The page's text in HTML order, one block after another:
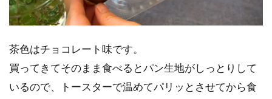
茶色はチョコレート味です。
買ってきてそのまま食べるとパン生地がしっとりして
いるので、トースターで温めてパリッとさせてから食